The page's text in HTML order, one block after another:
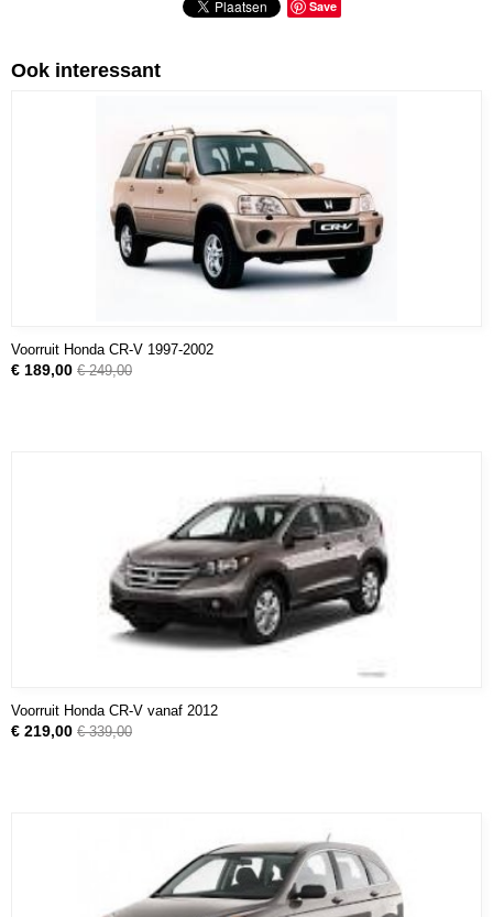
Save
Ook interessant
Voorruit Honda CR-V 1997-2002
€ 189,00 € 249,00
Voorruit Honda CR-V vanaf 2012
€ 219,00 € 339,00